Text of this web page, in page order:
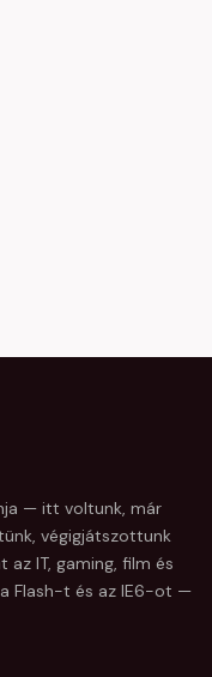
— itt voltunk, már
végigjátszottunk
IT, gaming, film és
Flash-t és az IE6-ot —